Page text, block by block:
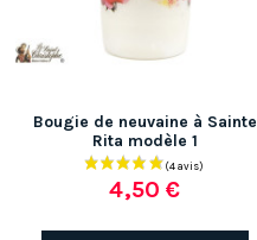
Bougie de neuvaine à Sainte
Rita modèle 1
4,50 €